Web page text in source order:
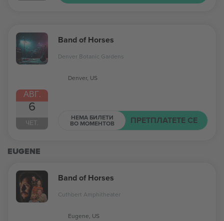
АВГ.
6
ЧЕТ.
Band of Horses
Denver Botanic Gardens
Denver, US
НЕМА БИЛЕТИ
ВО МОМЕНТОВ ПРЕТПЛАТЕТЕ СЕ
EUGENE
Band of Horses
Cuthbert Amphitheater
Eugene, US